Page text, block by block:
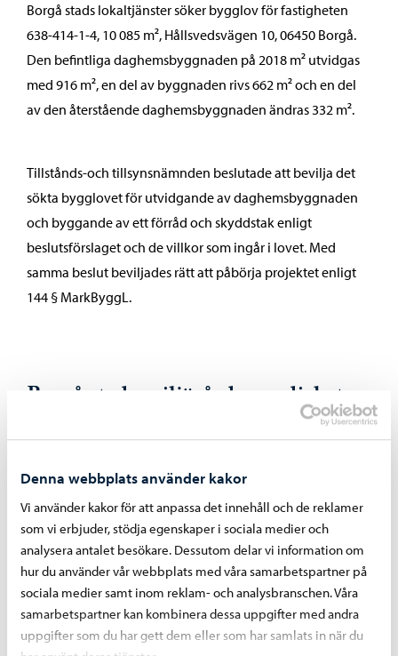
Denna webbplats använder kakor
Vi använder kakor för att anpassa det innehåll och de reklamer
som vi erbjuder, stödja egenskaper i sociala medier och
analysera antalet besökare. Dessutom delar vi information om
hur du använder vår webbplats med våra samarbetspartner på
sociala medier samt inom reklam- och analysbranschen. Våra
samarbetspartner kan kombinera dessa uppgifter med andra
uppgifter som du har gett dem eller som har samlats in när du
Borgå stads lokaltjänster söker bygglov för fastigheten
638-414-1-4, 10 085 m², Hållsvedsvägen 10, 06450 Borgå.
Den befintliga daghemsbyggnaden på 2018 m² utvidgas
med 916 m², en del av byggnaden rivs 662 m² och en del
av den återstående daghemsbyggnaden ändras 332 m².
Tillstånds-och tillsynsnämnden beslutade att bevilja det
sökta bygglovet för utvidgande av daghemsbyggnaden
och byggande av ett förråd och skyddstak enligt
beslutsförslaget och de villkor som ingår i lovet. Med
samma beslut beviljades rätt att påbörja projektet enligt
144 § MarkByggL.
Borgå stads miljövårdsmyndighets
tillsynsberättelse för år 2024
16.02.2020 § 10 miljövårdsmyndighetens tillsynsplan för
åren 2021 – 2025. När tillsynsplanen godkändes, beslutade
man att utfallet för tillsynsplanen skulle utvärderas i en
tillsynsberättelse som presenteras för byggnads- och
miljönämnden årligen före slutet av maj. I
tillsynsberättelsen finns uppgifter om miljötillsynen under
år 2024.